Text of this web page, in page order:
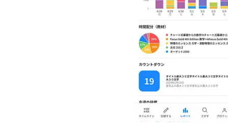
会社概要採用検討企業様へ